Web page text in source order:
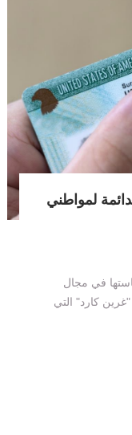
لمواطني
في مجال
"غرين كارد" التي